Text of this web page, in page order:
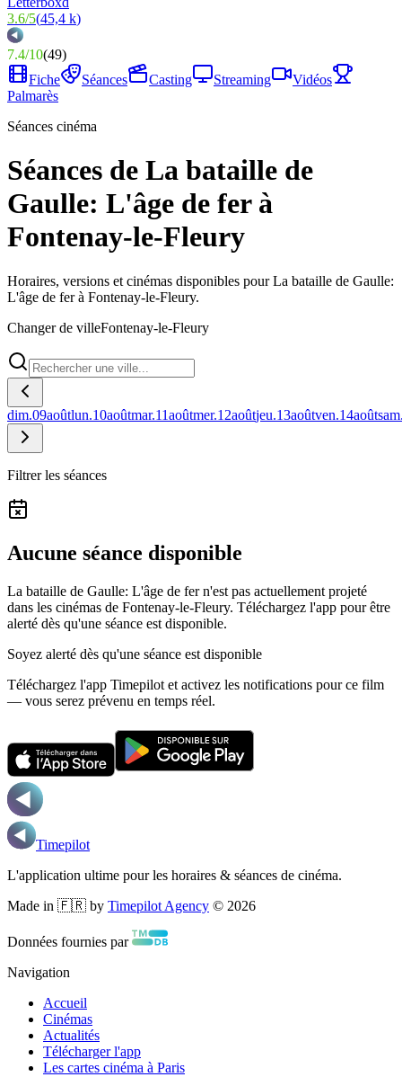
3.6/5(45,4 k)
7.4/10(49)
Fiche
Séances Casting Streaming
Vidéos
Palmarès
Séances cinéma
Séances de La bataille de
Gaulle: L'âge de fer à
Fontenay-le-Fleury
Horaires, versions et cinémas disponibles pour La bataille de Gaulle:
L'âge de fer à Fontenay-le-Fleury.
Changer de villeFontenay-le-Fleury
dim.09aoûtlun.10aoûtmar.11aoûtmer.12aoûtjeu.13aoûtven.14août
Filtrer les séances
Aucune séance disponible
La bataille de Gaulle: L'âge de fer n'est pas actuellement projeté
dans les cinémas de Fontenay-le-Fleury. Téléchargez l'app pour être
alerté dès qu'une séance est disponible.
Soyez alerté dès qu'une séance est disponible
Téléchargez l'app Timepilot et activez les notifications pour ce film
— vous serez prévenu en temps réel.
Timepilot
L'application ultime pour les horaires & séances de cinéma.
Made in 🇫🇷 by Timepilot Agency © 2026
Données fournies par
Navigation
Accueil
Cinémas
Actualités
Télécharger l'app
Les cartes cinéma à Paris